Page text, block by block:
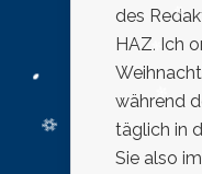
des
HAZ. Ich
während
täglich in
Sie also